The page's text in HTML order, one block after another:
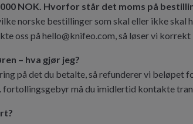
NOK. Hvorfor står det moms på
norske bestillinger som skal eller ikke skal
oss på hello@knifeo.com, så løser vi
– hva gjør jeg?
på det du betalte, så refunderer vi beløpet
fortollingsgebyr må du imidlertid kontakte